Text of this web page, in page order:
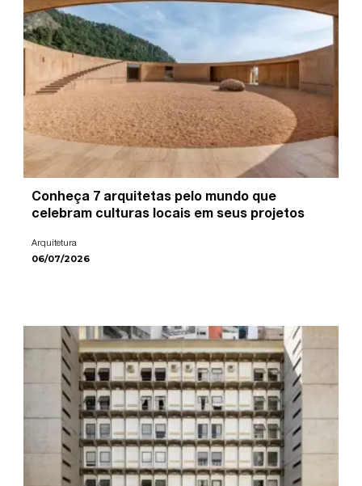
Conheça 7 arquitetas pelo mundo que
celebram culturas locais em seus projetos
Arquitetura
06/07/2026